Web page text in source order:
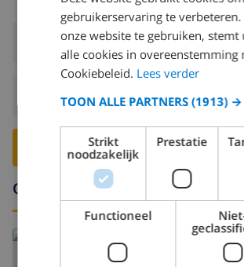
Aankomst:Vanaf 16:00
Vertrek:Voor: 10:00
BOEK DEZE VILLA ›
Omgeving
Spanje >
gebruikerservaring te
onze website te gebruiken, stemt
alle cookies in overeenstemming
Cookiebeleid. Lees verder
TOON ALLE PARTNERS(1913) →
Strikt
noodzakelijk
Prestatie
Functioneel